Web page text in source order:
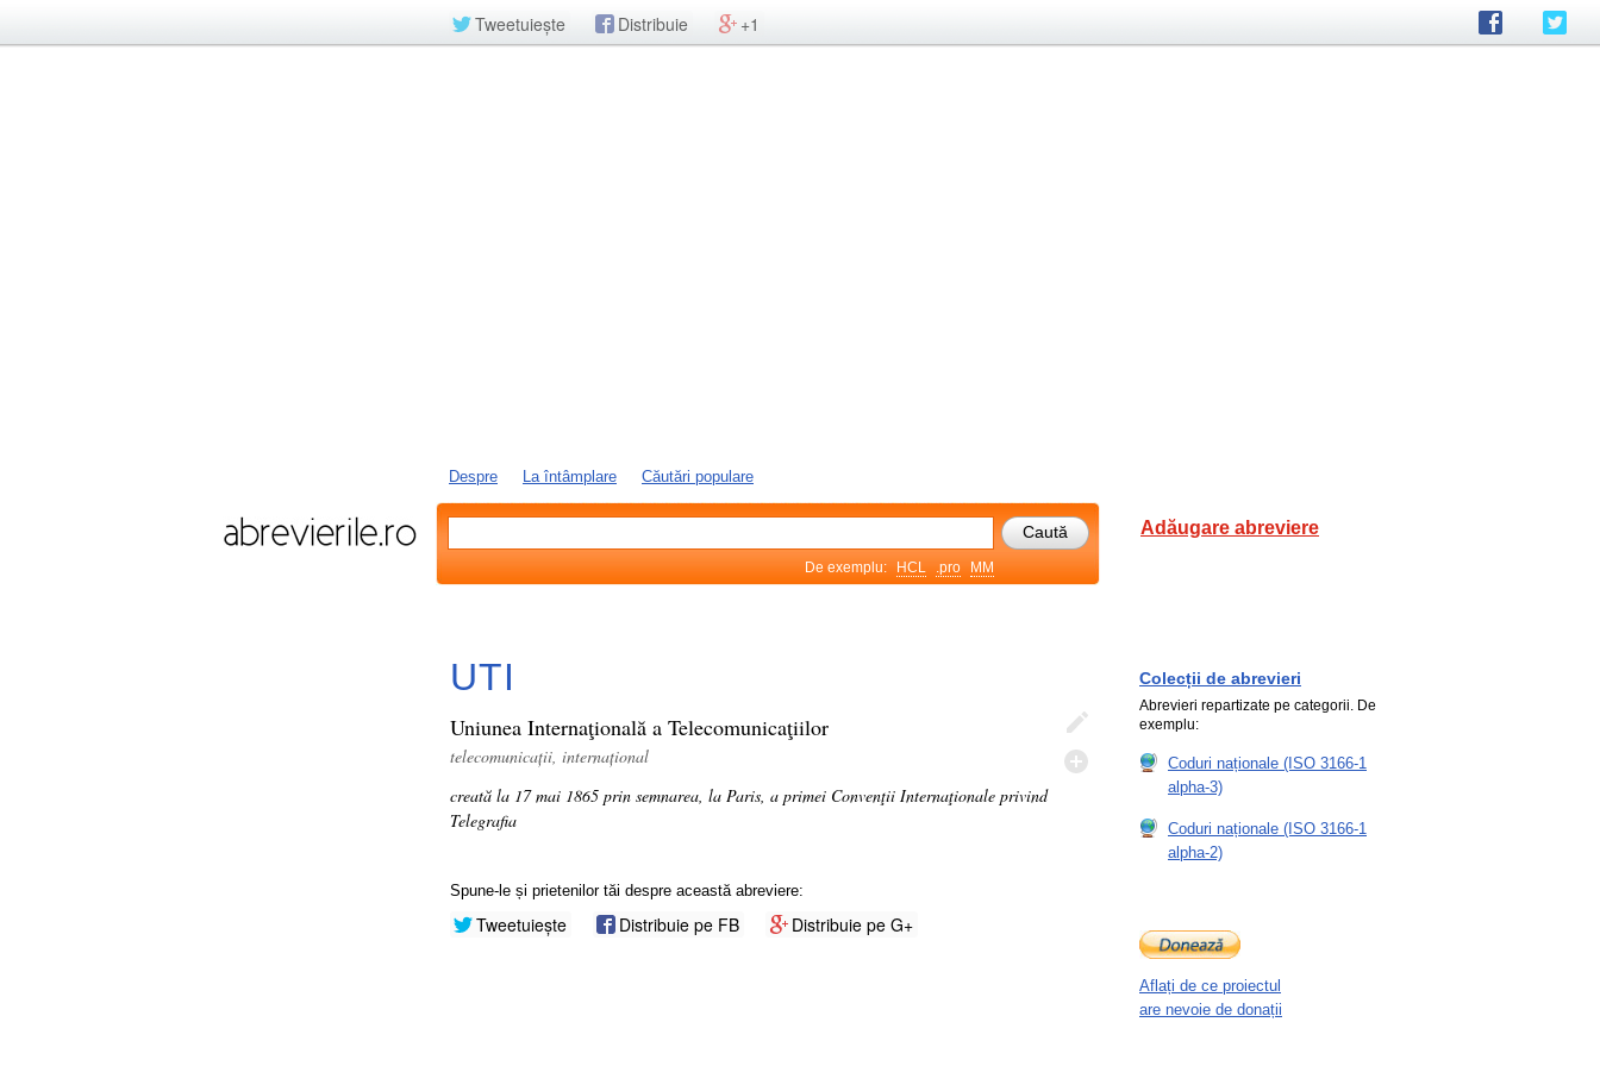
Tweetuiește Distribuie +1
Despre La întâmplare Căutări populare
De exemplu: HCL .pro MM
Adăugare abreviere
UTI
Uniunea Internaţională a Telecomunicaţiilor
telecomunicații, internațional
creată la 17 mai 1865 prin semnarea, la Paris, a primei Convenţii Internaţionale privind
Telegrafia
Spune-le și prietenilor tăi despre această abreviere:
Tweetuiește Distribuie pe FB Distribuie pe G+
Colecții de abrevieri
Abrevieri repartizate pe categorii. De
exemplu:
Coduri naționale (ISO 3166-1
alpha-3)
Coduri naționale (ISO 3166-1
alpha-2)
Aflați de ce proiectul
are nevoie de donații